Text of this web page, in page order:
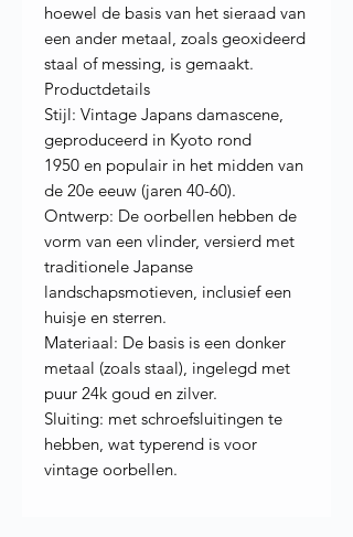
hoewel de basis van het sieraad van
een ander metaal, zoals geoxideerd
staal of messing, is gemaakt.
Productdetails
Stijl: Vintage Japans damascene,
geproduceerd in Kyoto rond
1950 en populair in het midden van
de 20e eeuw (jaren 40-60).
Ontwerp: De oorbellen hebben de
vorm van een vlinder, versierd met
traditionele Japanse
landschapsmotieven, inclusief een
huisje en sterren.
Materiaal: De basis is een donker
metaal (zoals staal), ingelegd met
puur 24k goud en zilver.
Sluiting: met schroefsluitingen te
hebben, wat typerend is voor
vintage oorbellen.